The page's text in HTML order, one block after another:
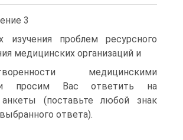
3
изучения проблем ресурсного
медицинских организаций и
медицинскими
просим Вас ответить на
(поставьте любой знак
ответа).